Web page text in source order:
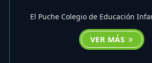
El Puche Colegio de Educación
VER MÁS